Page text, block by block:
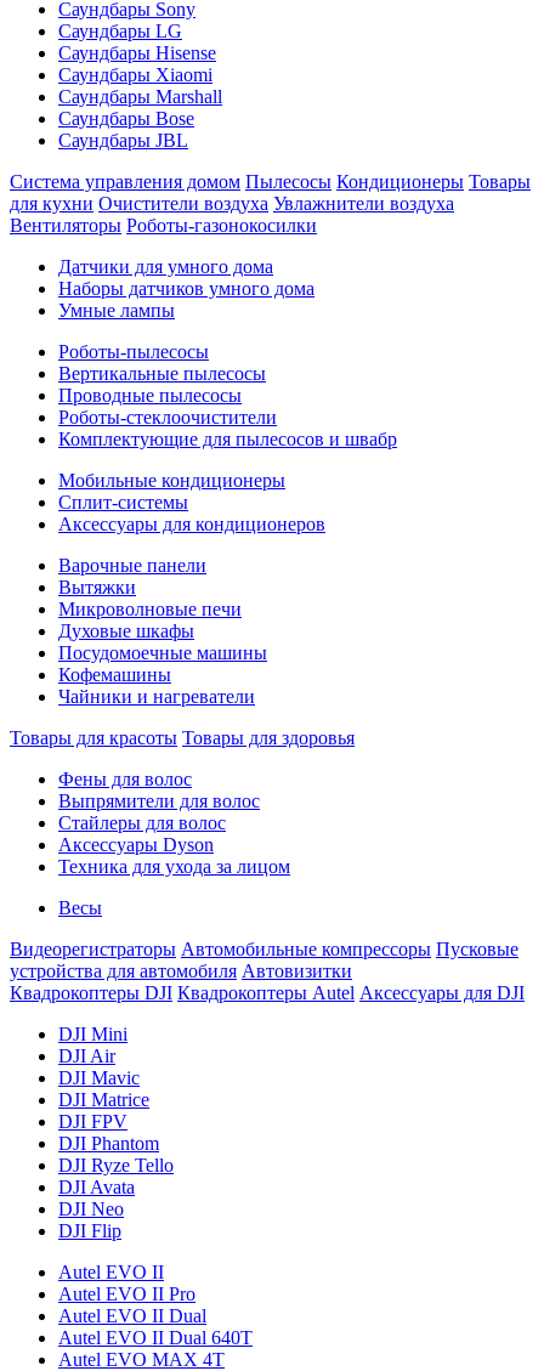
Саундбары Sony
Саундбары LG
Саундбары Hisense
Саундбары Xiaomi
Саундбары Marshall
Саундбары Bose
Саундбары JBL
Система управления домом Пылесосы Кондиционеры Товары
для кухни Очистители воздуха Увлажнители воздуха
Вентиляторы Роботы-газонокосилки
Датчики для умного дома
Наборы датчиков умного дома
Умные лампы
Роботы-пылесосы
Вертикальные пылесосы
Проводные пылесосы
Роботы-стеклоочистители
Комплектующие для пылесосов и швабр
Мобильные кондиционеры
Сплит-системы
Аксессуары для кондиционеров
Варочные панели
Вытяжки
Микроволновые печи
Духовые шкафы
Посудомоечные машины
Кофемашины
Чайники и нагреватели
Товары для красоты Товары для здоровья
Фены для волос
Выпрямители для волос
Стайлеры для волос
Аксессуары Dyson
Техника для ухода за лицом
Весы
Видеорегистраторы Автомобильные компрессоры Пусковые
устройства для автомобиля Автовизитки
Квадрокоптеры DJI Квадрокоптеры Autel Аксессуары для DJI
DJI Mini
DJI Air
DJI Mavic
DJI Matrice
DJI FPV
DJI Phantom
DJI Ryze Tello
DJI Avata
DJI Neo
DJI Flip
Autel EVO II
Autel EVO II Pro
Autel EVO II Dual
Autel EVO II Dual 640T
Autel EVO MAX 4T